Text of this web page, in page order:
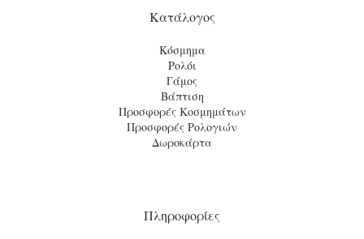
Κατάλογος
Κόσμημα
Ρολόι
Γάμος
Βάπτιση
Προσφορές Κοσμημάτων
Προσφορές Ρολογιών
Δωροκάρτα
Πληροφορίες